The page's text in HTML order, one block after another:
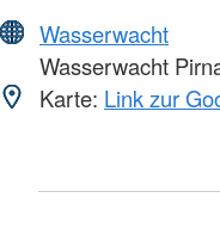
Wasserwacht
Wasserwacht
Karte: Link zur